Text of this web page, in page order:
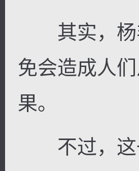
其实，杨
免会造成人
果。
不过，这